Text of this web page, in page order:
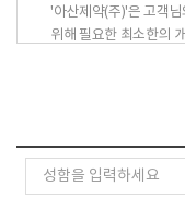
'아산제약(주)'은 고객
위해 필요한 최소한의
이에 개인정보의 수집
보유기간 : 1년